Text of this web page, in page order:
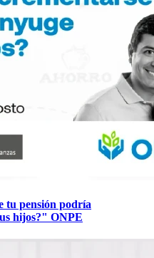
tu pensión podría
hijos?" ONPE